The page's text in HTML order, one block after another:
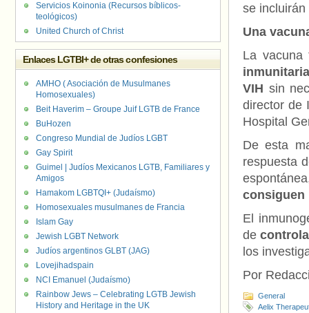
se
Una
La vacuna
VIH sin
director de
Hospital
De esta
respuesta
consiguen
El
de
los
Por
General
Aelix
Servicios Koinonia (Recursos bíblicos-
teológicos)
United Church of Christ
Enlaces LGTBI+ de otras confesiones
AMHO ( Asociación de Musulmanes
Homosexuales)
Beit Haverim – Groupe Juif LGTB de France
BuHozen
Congreso Mundial de Judíos LGBT
Gay Spirit
Guimel | Judíos Mexicanos LGTB, Familiares y
Amigos
Hamakom LGBTQI+ (Judaísmo)
Homosexuales musulmanes de Francia
Islam Gay
Jewish LGBT Network
Judíos argentinos GLBT (JAG)
Lovejihadspain
NCI Emanuel (Judaísmo)
Rainbow Jews – Celebrating LGTB Jewish
History and Heritage in the UK